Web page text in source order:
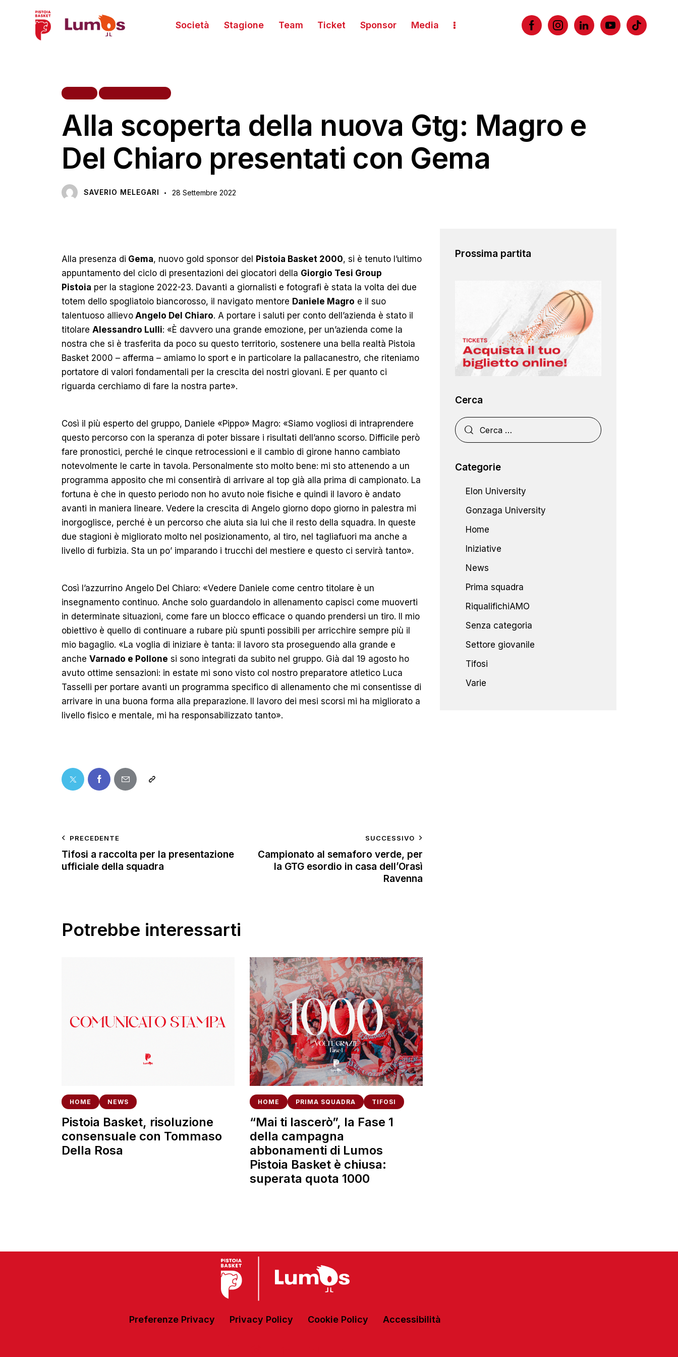
Società Stagione Team Ticket Sponsor Media
Alla scoperta della nuova Gtg: Magro e
Del Chiaro presentati con Gema
SAVERIO MELEGARI 28 Settembre 2022
Alla presenza di Gema, nuovo gold sponsor del Pistoia Basket 2000, si è tenuto l’ultimo
appuntamento del ciclo di presentazioni dei giocatori della Giorgio Tesi Group
Pistoia per la stagione 2022-23. Davanti a giornalisti e fotografi è stata la volta dei due
totem dello spogliatoio biancorosso, il navigato mentore Daniele Magro e il suo
talentuoso allievo Angelo Del Chiaro. A portare i saluti per conto dell’azienda è stato il
titolare Alessandro Lulli: «È davvero una grande emozione, per un’azienda come la
nostra che si è trasferita da poco su questo territorio, sostenere una bella realtà Pistoia
Basket 2000 – afferma – amiamo lo sport e in particolare la pallacanestro, che riteniamo
portatore di valori fondamentali per la crescita dei nostri giovani. E per quanto ci
riguarda cerchiamo di fare la nostra parte».
Così il più esperto del gruppo, Daniele «Pippo» Magro: «Siamo vogliosi di intraprendere
questo percorso con la speranza di poter bissare i risultati dell’anno scorso. Difficile però
fare pronostici, perché le cinque retrocessioni e il cambio di girone hanno cambiato
notevolmente le carte in tavola. Personalmente sto molto bene: mi sto attenendo a un
programma apposito che mi consentirà di arrivare al top già alla prima di campionato. La
fortuna è che in questo periodo non ho avuto noie fisiche e quindi il lavoro è andato
avanti in maniera lineare. Vedere la crescita di Angelo giorno dopo giorno in palestra mi
inorgoglisce, perché è un percorso che aiuta sia lui che il resto della squadra. In queste
due stagioni è migliorato molto nel posizionamento, al tiro, nel tagliafuori ma anche a
livello di furbizia. Sta un po’ imparando i trucchi del mestiere e questo ci servirà tanto».
Così l’azzurrino Angelo Del Chiaro: «Vedere Daniele come centro titolare è un
insegnamento continuo. Anche solo guardandolo in allenamento capisci come muoverti
in determinate situazioni, come fare un blocco efficace o quando prendersi un tiro. Il mio
obiettivo è quello di continuare a rubare più spunti possibili per arricchire sempre più il
mio bagaglio. «La voglia di iniziare è tanta: il lavoro sta proseguendo alla grande e
anche Varnado e Pollone si sono integrati da subito nel gruppo. Già dal 19 agosto ho
avuto ottime sensazioni: in estate mi sono visto col nostro preparatore atletico Luca
Tasselli per portare avanti un programma specifico di allenamento che mi consentisse di
arrivare in una buona forma alla preparazione.
Il lavoro dei mesi scorsi mi ha migliorato a
livello fisico e mentale, mi ha responsabilizzato tanto».
PRECEDENTE
Tifosi a raccolta per la presentazione
ufficiale della squadra
SUCCESSIVO
Campionato al semaforo verde, per
la GTG esordio in casa dell’Orasì
Ravenna
Potrebbe interessarti
HOME NEWS
Pistoia Basket, risoluzione
consensuale con Tommaso
Della Rosa
HOME PRIMA SQUADRA TIFOSI
“Mai ti lascerò”, la Fase 1
della campagna
abbonamenti di Lumos
Pistoia Basket è chiusa:
superata quota 1000
Prossima partita
Cerca
Categorie
Elon University
Gonzaga University
Home
Iniziative
News
Prima squadra
RiqualifichiAMO
Senza categoria
Settore giovanile
Tifosi
Varie
Preferenze Privacy Privacy Policy Cookie Policy Accessibilità